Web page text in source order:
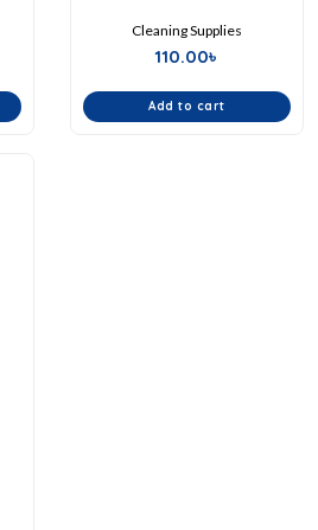
Cleaning Supplies
110.00৳
Add to cart